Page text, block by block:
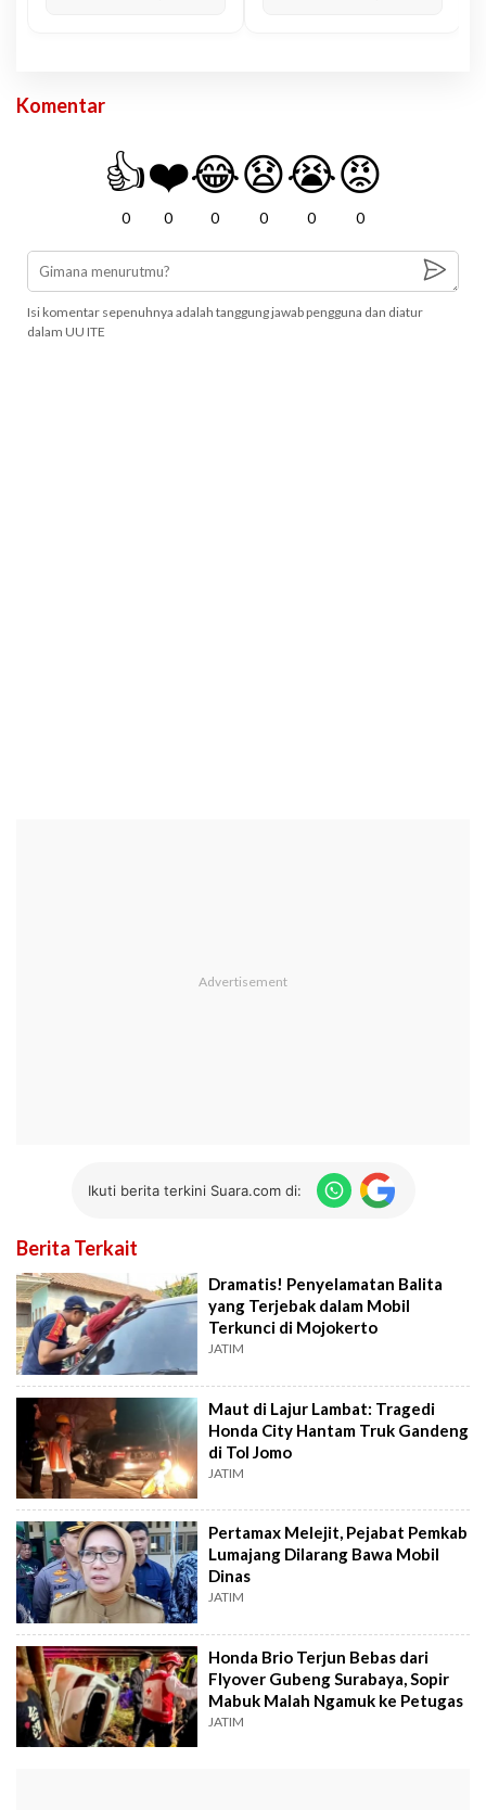
Komentar
👍
0
❤️
0
😂
0
😧
0
😭
0
😡
0
Isi komentar sepenuhnya adalah tanggung jawab pengguna dan diatur
dalam UU ITE
Ikuti berita terkini Suara.com di:
Berita Terkait
Dramatis! Penyelamatan Balita
yang Terjebak dalam Mobil
Terkunci di Mojokerto
JATIM
Maut di Lajur Lambat: Tragedi
Honda City Hantam Truk Gandeng
di Tol Jomo
JATIM
Pertamax Melejit, Pejabat Pemkab
Lumajang Dilarang Bawa Mobil
Dinas
JATIM
Honda Brio Terjun Bebas dari
Flyover Gubeng Surabaya, Sopir
Mabuk Malah Ngamuk ke Petugas
JATIM